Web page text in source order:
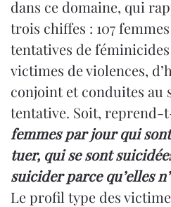
dans ce domaine, qui
trois chiffes : 107
tentatives de
victimes de violences,
conjoint et conduites au
tentative. Soit, reprend-
femmes par jour qui
tuer, qui se sont
suicider parce qu’elles
Le profil type des